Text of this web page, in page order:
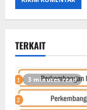
TERKAIT
3 minutes read